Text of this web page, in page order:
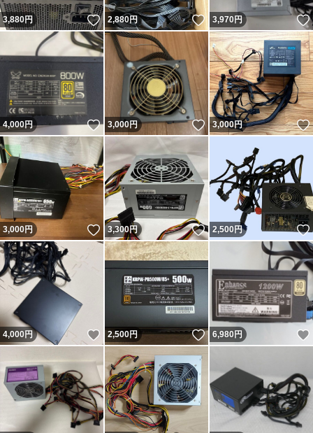
3,880円 いいね！
2,880円 いいね！
3,970円
4,000円 いいね！
3,000円 いいね！
3,000円
3,000円 いいね！
3,300円 いいね！
2,500円
4,000円 いいね！
2,500円 いいね！
6,980円